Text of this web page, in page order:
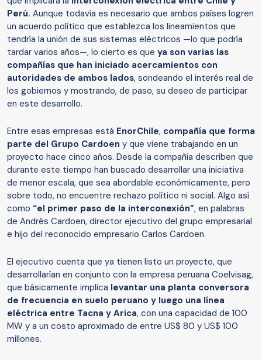
Perú. Aunque todavía es necesario que ambos países logren
un acuerdo político que establezca los lineamientos que
tendría la unión de sus sistemas eléctricos —lo que podría
tardar varios años—, lo cierto es que ya son varias las
compañías que han iniciado acercamientos con
autoridades de ambos lados, sondeando el interés real de
los gobiernos y mostrando, de paso, su deseo de participar
en este desarrollo.
Entre esas empresas está EnorChile, compañía que forma
parte del Grupo Cardoen y que viene trabajando en un
proyecto hace cinco años. Desde la compañía describen que
durante este tiempo han buscado desarrollar una iniciativa
de menor escala, que sea abordable económicamente, pero
sobre todo, no encuentre rechazo político ni social. Algo así
como “el primer paso de la interconexión”, en palabras
de Andrés Cardoen, director ejecutivo del grupo empresarial
e hijo del reconocido empresario Carlos Cardoen.
El ejecutivo cuenta que ya tienen listo un proyecto, que
desarrollarían en conjunto con la empresa peruana Coelvisag,
que básicamente implica levantar una planta conversora
de frecuencia en suelo peruano y luego una línea
eléctrica entre Tacna y Arica, con una capacidad de 100
MW y a un costo aproximado de entre US$ 80 y US$ 100
millones.